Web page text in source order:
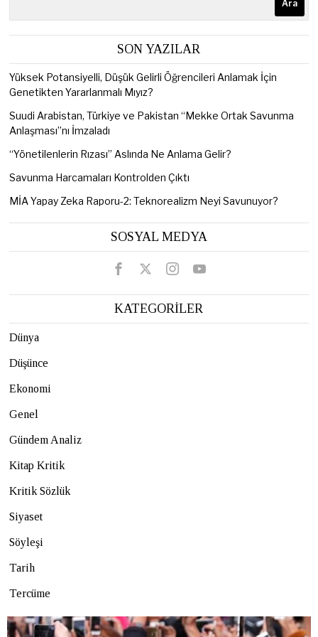
Ara
SON YAZILAR
Yüksek Potansiyelli, Düşük Gelirli Öğrencileri Anlamak İçin
Genetikten Yararlanmalı Mıyız?
Suudi Arabistan, Türkiye ve Pakistan “Mekke Ortak Savunma
Anlaşması”nı İmzaladı
“Yönetilenlerin Rızası” Aslında Ne Anlama Gelir?
Savunma Harcamaları Kontrolden Çıktı
MİA Yapay Zeka Raporu-2: Teknorealizm Neyi Savunuyor?
SOSYAL MEDYA
KATEGORİLER
Dünya
Düşünce
Ekonomi
Genel
Gündem Analiz
Kitap Kritik
Kritik Sözlük
Siyaset
Söyleşi
Tarih
Tercüme